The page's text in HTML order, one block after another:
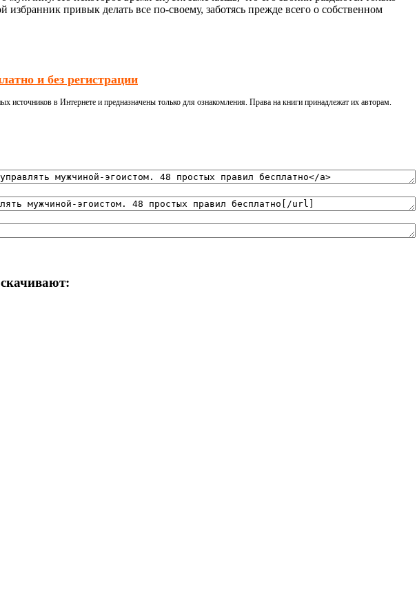
привык делать все по-своему, заботясь прежде всего о собственном
и без регистрации
в Интернете и предназначены только для ознакомления. Права на книги принадлежат их авторам.